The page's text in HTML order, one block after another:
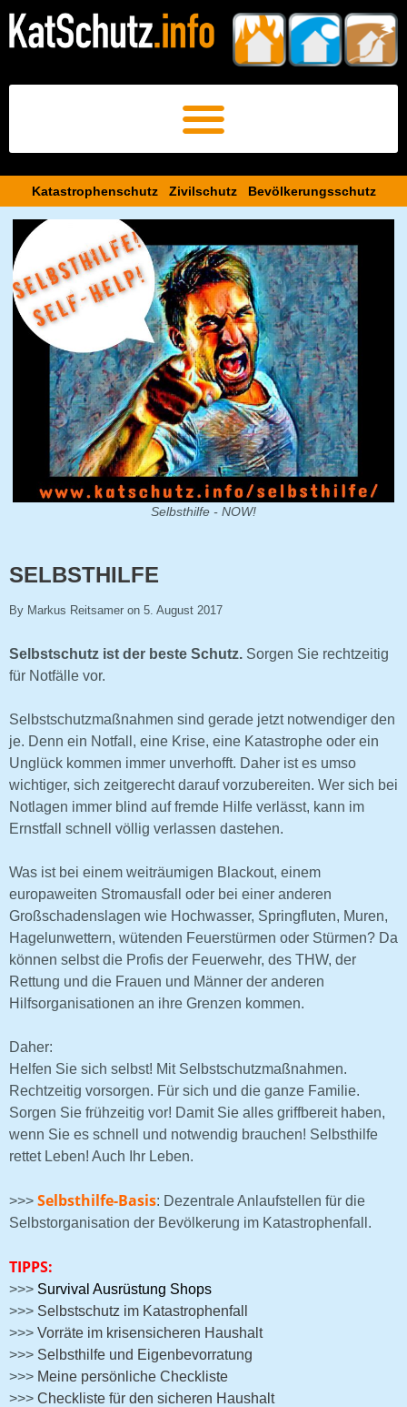
Katastrophenschutz Zivilschutz Bevölkerungsschutz​
Selbsthilfe - NOW!
SELBSTHILFE
By Markus Reitsamer on 5. August 2017
Selbstschutz ist der beste Schutz. Sorgen Sie rechtzeitig
für Notfälle vor.
Selbstschutzmaßnahmen sind gerade jetzt notwendiger den
je. Denn ein Notfall, eine Krise, eine Katastrophe oder ein
Unglück kommen immer unverhofft. Daher ist es umso
wichtiger, sich zeitgerecht darauf vorzubereiten. Wer sich bei
Notlagen immer blind auf fremde Hilfe verlässt, kann im
Ernstfall schnell völlig verlassen dastehen.
Was ist bei einem weiträumigen Blackout, einem
europaweiten Stromausfall oder bei einer anderen
Großschadenslagen wie Hochwasser, Springfluten, Muren,
Hagelunwettern, wütenden Feuerstürmen oder Stürmen? Da
können selbst die Profis der Feuerwehr, des THW, der
Rettung und die Frauen und Männer der anderen
Hilfsorganisationen an ihre Grenzen kommen.
Daher:
Helfen Sie sich selbst! Mit Selbstschutzmaßnahmen.
Rechtzeitig vorsorgen. Für sich und die ganze Familie.
Sorgen Sie frühzeitig vor! Damit Sie alles griffbereit haben,
wenn Sie es schnell und notwendig brauchen! Selbsthilfe
rettet Leben! Auch Ihr Leben.
>>> Selbsthilfe-Basis: Dezentrale Anlaufstellen für die
Selbstorganisation der Bevölkerung im Katastrophenfall.
TIPPS:
>>> Survival Ausrüstung Shops
>>> Selbstschutz im Katastrophenfall
>>> Vorräte im krisensicheren Haushalt
>>> Selbsthilfe und Eigenbevorratung
>>> Meine persönliche Checkliste
>>> Checkliste für den sicheren Haushalt